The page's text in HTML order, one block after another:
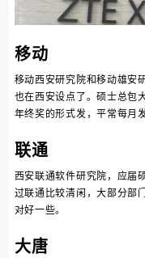
移动
移动西安研究院和移动雄安
也在西安设点了。硕士总包
年终奖的形式发，平常每月
联通
西安联通软件研究院，应届
过联通比较清闲，大部分部
对好一些。
大唐